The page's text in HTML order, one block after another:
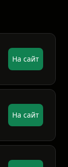
На сайт
На сайт